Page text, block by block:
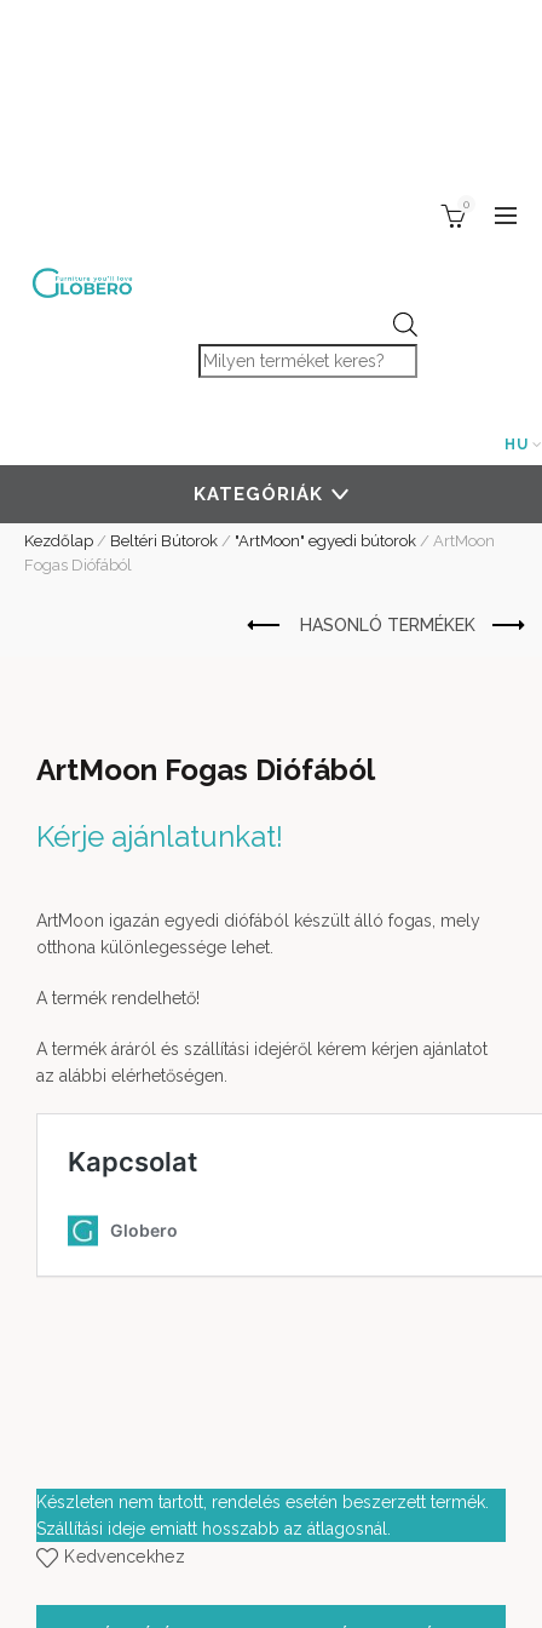
Products search
0
HU
KATEGÓRIÁK
Kezdőlap / Beltéri Bútorok / "ArtMoon" egyedi bútorok / ArtMoon
Fogas Diófából
ArtMoon Fogas Diófából
Kérje ajánlatunkat!
ArtMoon igazán egyedi diófából készült álló fogas, mely
otthona különlegessége lehet.
A termék rendelhető!
A termék áráról és szállítási idejéről kérem kérjen ajánlatot
az alábbi elérhetőségen.
Készleten nem tartott, rendelés esetén beszerzett termék.
Szállítási ideje emiatt hosszabb az átlagosnál.
Kedvencekhez